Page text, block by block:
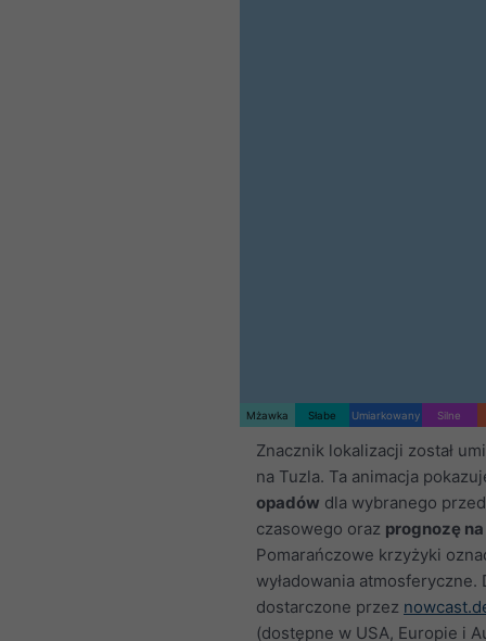
Mżawka Słabe Umiarkowany Silne
Znacznik lokalizacji został
na Tuzla. Ta animacja
opadów dla wybranego
czasowego oraz prognozę
Pomarańczowe krzyżyki
wyładowania atmosferyczne.
dostarczone przez
(dostępne w USA, Europie i